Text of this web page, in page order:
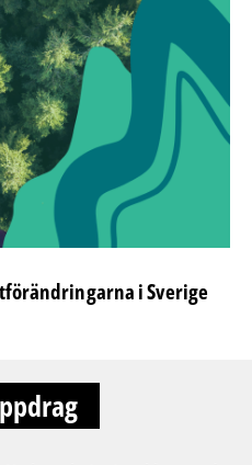
i Sverige